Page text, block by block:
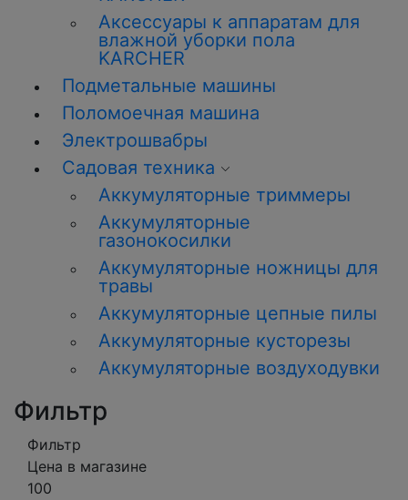
Аксессуары к аппаратам для
влажной уборки пола
KARCHER
Подметальные машины
Поломоечная машина
Электрошвабры
Садовая техника
Аккумуляторные триммеры
Аккумуляторные
газонокосилки
Аккумуляторные ножницы для
травы
Аккумуляторные цепные пилы
Аккумуляторные кусторезы
Аккумуляторные воздуходувки
Фильтр
Фильтр
Цена в магазине
100